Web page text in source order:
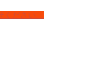
ださい。